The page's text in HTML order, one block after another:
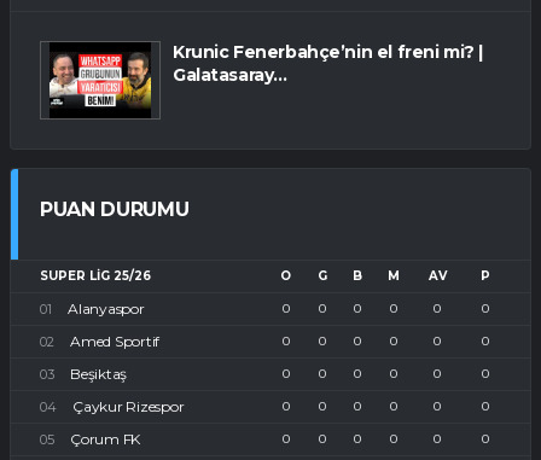
Krunic Fenerbahçe’nin el freni mi? |
Galatasaray...
PUAN DURUMU
SUPER LIG 25/26 O G B M AV P
Alanyaspor 0 0 0 0 0 0
Amed Sportif 0 0 0 0 0 0
Beşiktaş 0 0 0 0 0 0
Çaykur Rizespor 0 0 0 0 0 0
Çorum FK 0 0 0 0 0 0